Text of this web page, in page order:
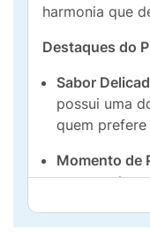
harmonia que
Destaques do
Sabor
possui uma
quem
Momento de
acompanhar
festas
intervalo do